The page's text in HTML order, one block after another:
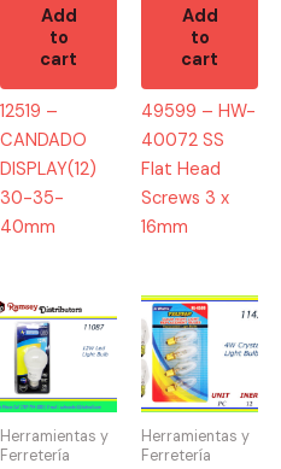
Add
to
cart
12519 –
CANDADO
DISPLAY(12)
30-35-
40mm
16mm
quantity
Add
to
cart
49599 – HW-
40072 SS
Flat Head
Screws 3 x
16mm
Herramientas y
Ferretería
11087
CH87492
12W
LED
LIGHT
Herramientas y
Ferretería
11471
-
NIGHT
LIGHTS
4W
(4)